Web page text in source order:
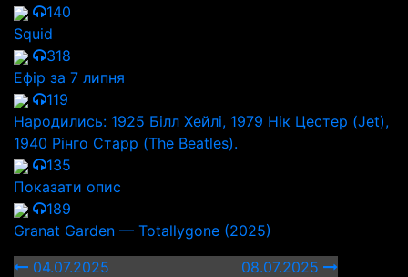
140
Squid
318
Ефір за 7 липня
119
Народились: 1925 Білл Хейлі, 1979 Нік Цестер (Jet),
1940 Рінго Старр (The Beatles).
135
Показати опис
189
Granat Garden — Totallygone (2025)
04.07.2025
08.07.2025